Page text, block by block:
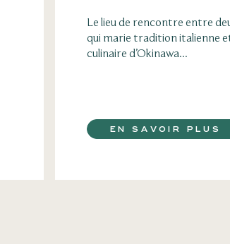
Le lieu de rencontre entre
qui marie tradition italienne
culinaire d’Okinawa...
EN SAVOIR PLUS